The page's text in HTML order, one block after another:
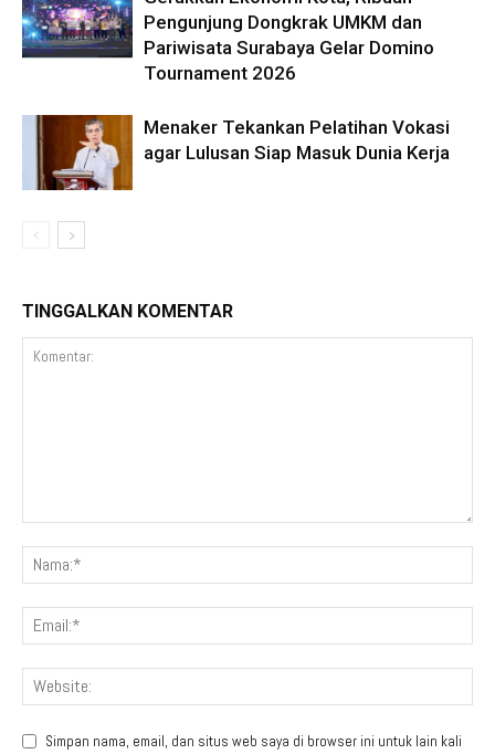
Pengunjung Dongkrak UMKM dan
Pariwisata Surabaya Gelar Domino
Tournament 2026
Menaker Tekankan Pelatihan Vokasi
agar Lulusan Siap Masuk Dunia Kerja
TINGGALKAN KOMENTAR
Simpan nama, email, dan situs web saya di browser ini untuk lain kali